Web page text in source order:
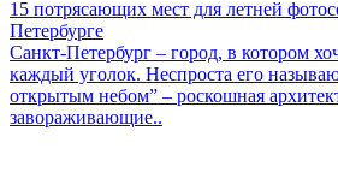
15 потрясающих мест для летней
Петербурге
Санкт-Петербург – город, в котором
каждый уголок. Неспроста его
открытым небом” – роскошная
завораживающие..